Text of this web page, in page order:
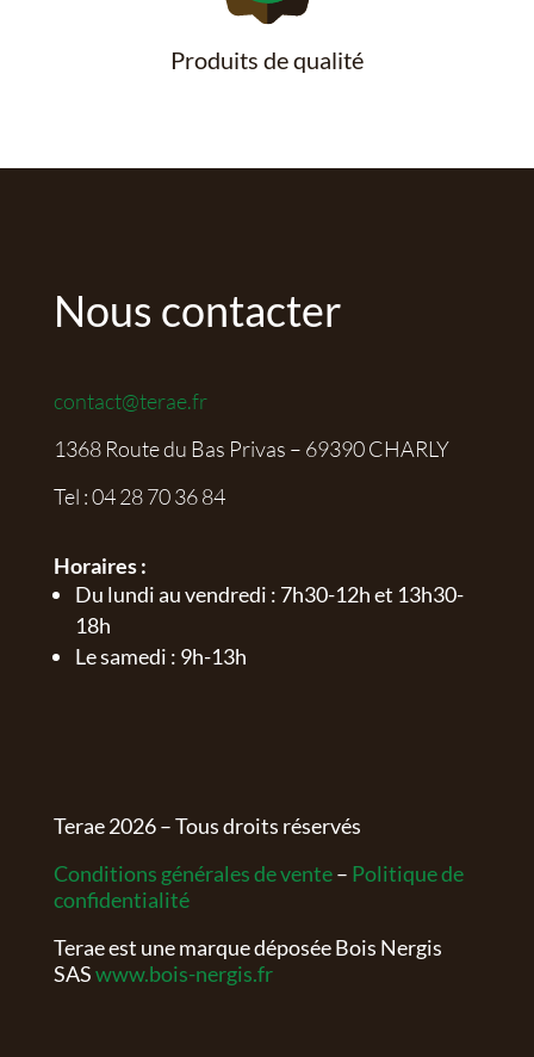
Produits de qualité
Nous contacter
contact@terae.fr
1368 Route du Bas Privas – 69390 CHARLY
Tel :04 28 70 36 84
Horaires :
Du lundi au vendredi : 7h30-12h et 13h30-
18h
Le samedi : 9h-13h
Terae2026– Tous droits réservés
Conditions générales de vente– Politique de
confidentialité
Terae est une marque déposée Bois Nergis
SASwww.bois-nergis.fr